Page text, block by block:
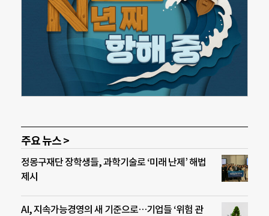
주요 뉴스 >
정몽구재단 장학생들, 과학기술로 ‘미래 난제’ 해법
제시
AI, 지속가능경영의 새 기준으로…기업들 ‘위험 관